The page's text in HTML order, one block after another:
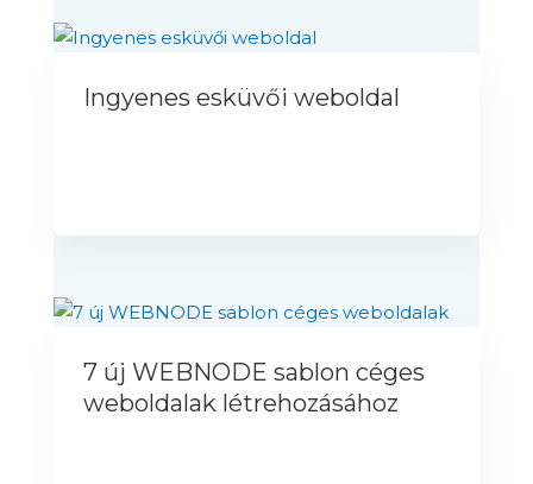
Ingyenes esküvői weboldal
7 új WEBNODE sablon céges
weboldalak létrehozásához